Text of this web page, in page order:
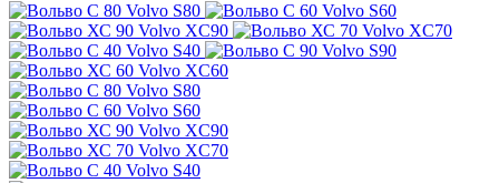
Volvo S80
Volvo S60
Volvo XC90
Volvo XC70
Volvo S40
Volvo S90
Volvo XC60
Volvo S80
Volvo S60
Volvo XC90
Volvo XC70
Volvo S40